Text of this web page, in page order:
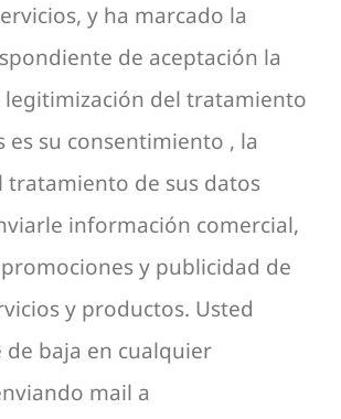
y ha marcado la
de aceptación la
legitimización del tratamiento
es su consentimiento , la
tratamiento de sus datos
información comercial,
y publicidad de
y productos. Usted
de baja en cualquier
mail a